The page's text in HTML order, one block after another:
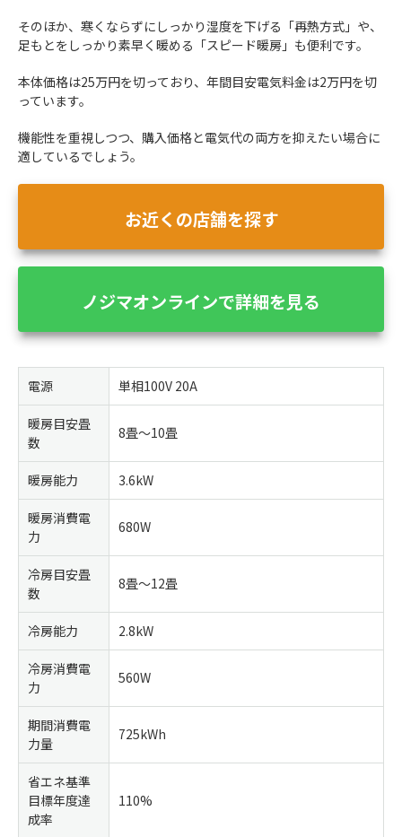
そのほか、寒くならずにしっかり湿度を下げる「再熱方式」や、
足もとをしっかり素早く暖める「スピード暖房」も便利です。
本体価格は25万円を切っており、年間目安電気料金は2万円を切
っています。
機能性を重視しつつ、購入価格と電気代の両方を抑えたい場合に
適しているでしょう。
お近くの店舗を探す
ノジマオンラインで詳細を見る
電源 単相100V 20A
暖房目安畳
数
8畳～10畳
暖房能力 3.6kW
暖房消費電
力
680W
冷房目安畳
数
8畳～12畳
冷房能力 2.8kW
冷房消費電
力
560W
期間消費電
力量
725kWh
省エネ基準
目標年度達
成率
110%